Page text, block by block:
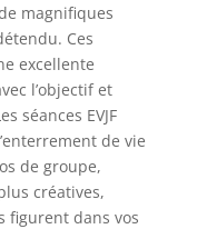
magnifiques
Ces
excellente
l’objectif et
séances EVJF
de vie
de groupe,
créatives,
figurent dans vos